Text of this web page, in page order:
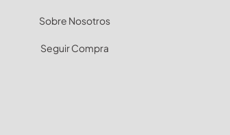
Sobre Nosotros
Seguir Compra